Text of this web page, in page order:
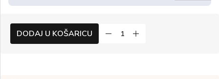
DODAJ U KOŠARICU